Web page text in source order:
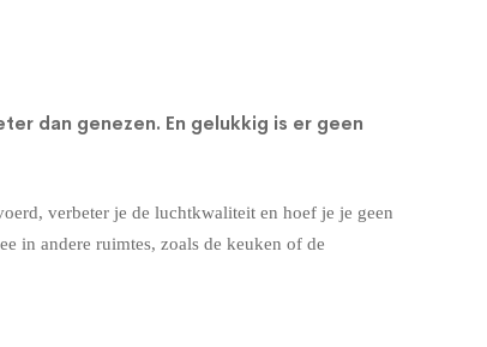
dan genezen. En gelukkig is er geen
verbeter je de luchtkwaliteit en hoef je je geen
in andere ruimtes, zoals de keuken of de